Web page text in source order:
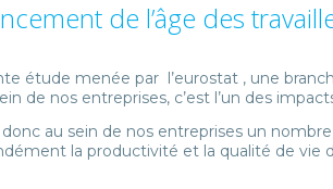
de l’âge des
étude menée par l’eurostat , une
de nos entreprises, c’est l’un des
au sein de nos entreprises un
la productivité et la qualité de vie